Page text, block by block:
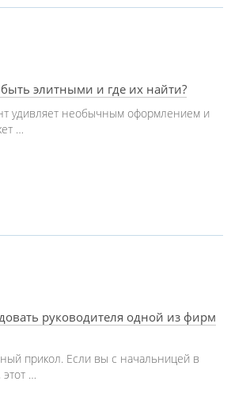
элитными и где их найти?
удивляет необычным оформлением и
…
руководителя одной из фирм
прикол. Если вы с начальницей в
…